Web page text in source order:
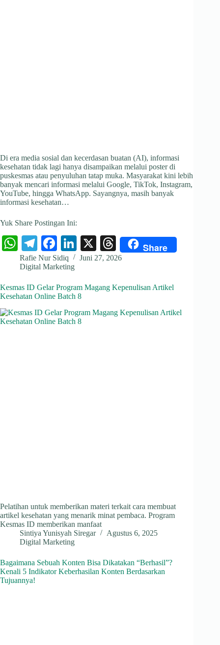
Di era media sosial dan kecerdasan buatan (AI), informasi
kesehatan tidak lagi hanya disampaikan melalui poster di
puskesmas atau penyuluhan tatap muka. Masyarakat kini lebih
banyak mencari informasi melalui Google, TikTok, Instagram,
YouTube, hingga WhatsApp. Sayangnya, masih banyak
informasi kesehatan…
Yuk Share Postingan Ini:
W
ha
ts
A
Te
le
gr
a
m
Fa
ce
bo
ok
Li
nk
In
X
T
hr
ds
Share
Rafie Nur Sidiq
Juni 27, 2026
Digital Marketing
Kesmas ID Gelar Program Magang Kepenulisan Artikel
Kesehatan Online Batch 8
Pelatihan untuk memberikan materi terkait cara membuat
artikel kesehatan yang menarik minat pembaca. Program
Kesmas ID memberikan manfaat
Sintiya Yunisyah Siregar
Agustus 6, 2025
Digital Marketing
Bagaimana Sebuah Konten Bisa Dikatakan “Berhasil”?
Kenali 5 Indikator Keberhasilan Konten Berdasarkan
Tujuannya!